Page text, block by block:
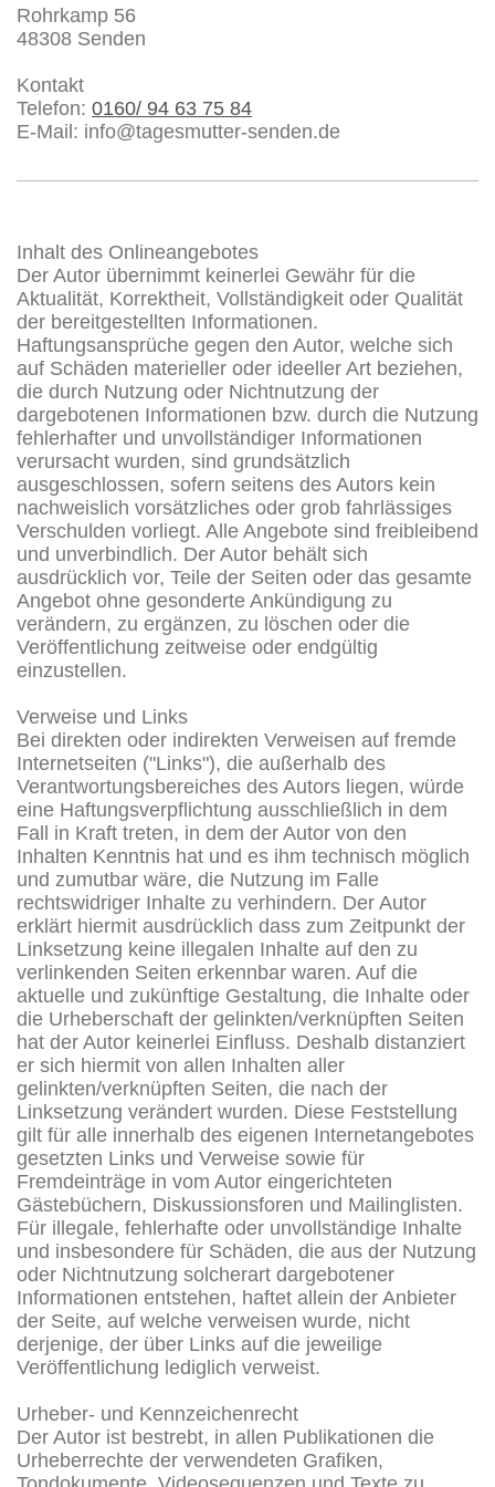
Rohrkamp 56
48308 Senden
Kontakt
Telefon: 0160/ 94 63 75 84
E-Mail: info@tagesmutter-senden.de
Inhalt des Onlineangebotes
Der Autor übernimmt keinerlei Gewähr für die
Aktualität, Korrektheit, Vollständigkeit oder Qualität
der bereitgestellten Informationen.
Haftungsansprüche gegen den Autor, welche sich
auf Schäden materieller oder ideeller Art beziehen,
die durch Nutzung oder Nichtnutzung der
dargebotenen Informationen bzw. durch die Nutzung
fehlerhafter und unvollständiger Informationen
verursacht wurden, sind grundsätzlich
ausgeschlossen, sofern seitens des Autors kein
nachweislich vorsätzliches oder grob fahrlässiges
Verschulden vorliegt. Alle Angebote sind freibleibend
und unverbindlich. Der Autor behält sich
ausdrücklich vor, Teile der Seiten oder das gesamte
Angebot ohne gesonderte Ankündigung zu
verändern, zu ergänzen, zu löschen oder die
Veröffentlichung zeitweise oder endgültig
einzustellen.
Verweise und Links
Bei direkten oder indirekten Verweisen auf fremde
Internetseiten ("Links"), die außerhalb des
Verantwortungsbereiches des Autors liegen, würde
eine Haftungsverpflichtung ausschließlich in dem
Fall in Kraft treten, in dem der Autor von den
Inhalten Kenntnis hat und es ihm technisch möglich
und zumutbar wäre, die Nutzung im Falle
rechtswidriger Inhalte zu verhindern. Der Autor
erklärt hiermit ausdrücklich dass zum Zeitpunkt der
Linksetzung keine illegalen Inhalte auf den zu
verlinkenden Seiten erkennbar waren. Auf die
aktuelle und zukünftige Gestaltung, die Inhalte oder
die Urheberschaft der gelinkten/verknüpften Seiten
hat der Autor keinerlei Einfluss. Deshalb distanziert
er sich hiermit von allen Inhalten aller
gelinkten/verknüpften Seiten, die nach der
Linksetzung verändert wurden. Diese Feststellung
gilt für alle innerhalb des eigenen Internetangebotes
gesetzten Links und Verweise sowie für
Fremdeinträge in vom Autor eingerichteten
Gästebüchern, Diskussionsforen und Mailinglisten.
Für illegale, fehlerhafte oder unvollständige Inhalte
und insbesondere für Schäden, die aus der Nutzung
oder Nichtnutzung solcherart dargebotener
Informationen entstehen, haftet allein der Anbieter
der Seite, auf welche verweisen wurde, nicht
derjenige, der über Links auf die jeweilige
Veröffentlichung lediglich verweist.
Urheber- und Kennzeichenrecht
Der Autor ist bestrebt, in allen Publikationen die
Urheberrechte der verwendeten Grafiken,